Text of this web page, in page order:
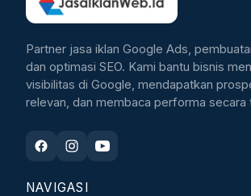
Partner jasa iklan Google Ads,
dan optimasi SEO. Kami bantu bisnis
visibilitas di Google, mendapatkan
relevan, dan membaca performa secara
NAVIGASI